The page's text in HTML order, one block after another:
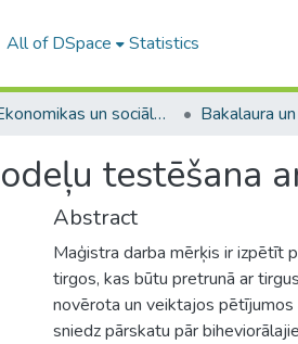
All of DSpace Statistics
A -- Ekonomikas un sociālo zinātņu fakultāte / Faculty of Economics and Social Sciences
testēšana
Abstract
Maģistra darba mērķis ir izpētīt
tirgos, kas būtu pretrunā ar
novērota un veiktajos
sniedz pārskatu pār